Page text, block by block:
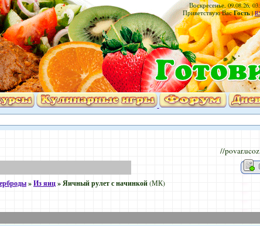
Воскресенье, 09.08.26,
Приветствую Вас Гость|
//
»Из яиц»Яичный рулет с начинкой(МК)